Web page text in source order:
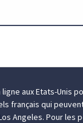
aux Etats-Unis
français qui
Angeles. Pour les